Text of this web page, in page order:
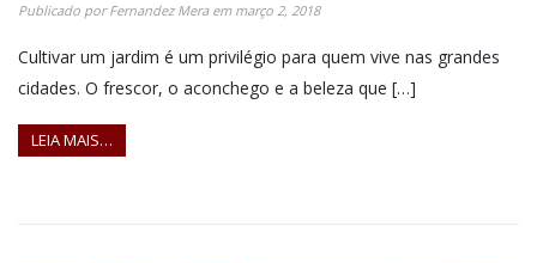
Publicado porFernandez Meraem março 2, 2018
Cultivar um jardim é um privilégio para quem vive nas grandes
cidades. O frescor, o aconchego e a beleza que […]
LEIA MAIS…